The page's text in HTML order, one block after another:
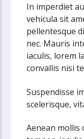
In imperdiet
vehicula sit
pellentesque
nec. Mauris
iaculis, lorem
convallis nisi
Suspendisse
scelerisque,
Aenean